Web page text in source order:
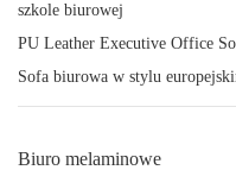
szkole biurowej
PU Leather Executive Office
Sofa biurowa w stylu
Biuro melaminowe